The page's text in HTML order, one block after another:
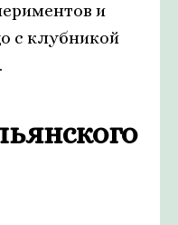
и
с клубникой